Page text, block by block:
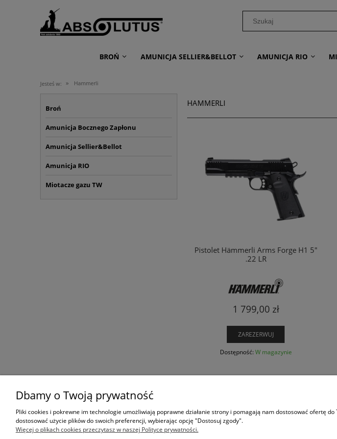
BROŃ AMUNICJA SELLIER&BELLOT AMUNICJA RIO
Jesteś w: » Hammerli
Broń
Amunicja Bocznego Zapłonu
Amunicja Sellier&Bellot
Amunicja RIO
Miotacze gazu TW
HAMMERLI
Pistolet Hämmerli Arms Forge H1 5"
.22 LR
1 799,00 zł
ZAREZERWUJ
Dostępność: W magazynie
KONTAKT
Dane adresowe
Kontakt
Nasi partnerzy
Dbamy o Twoją prywatność
Pliki cookies i pokrewne im technologie umożliwiają poprawne działanie strony i pomagają nam dostosować ofertę
dostosować użycie plików do swoich preferencji, wybierając opcję "Dostosuj zgody".
Więcej o plikach cookies przeczytasz w naszej Polityce prywatności.